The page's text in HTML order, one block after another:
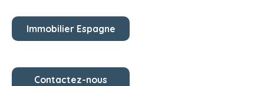
Immobilier Espagne
Contactez-nous